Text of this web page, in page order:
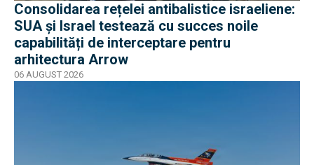
Consolidarea rețelei antibalistice israeliene:
SUA și Israel testează cu succes noile
capabilități de interceptare pentru
arhitectura Arrow
06 AUGUST 2026